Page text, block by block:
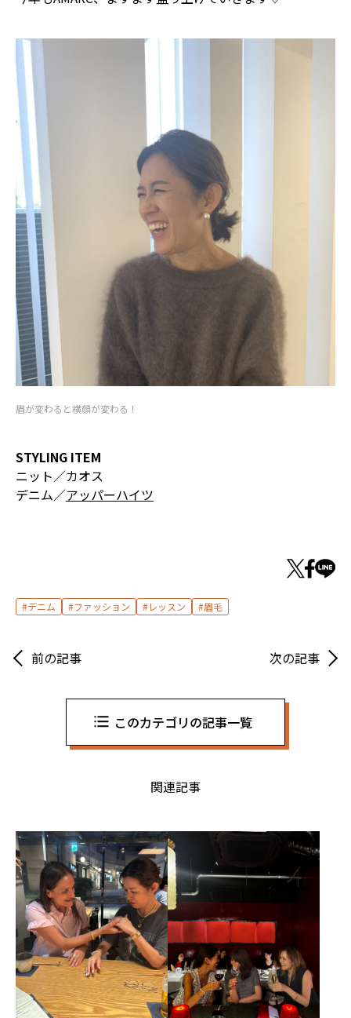
眉が変わると横顔が変わる！
STYLING ITEM
ニット／カオス
デニム／アッパーハイツ
デニム ファッション レッスン 眉毛
前の記事 次の記事
このカテゴリの記事一覧
関連記事